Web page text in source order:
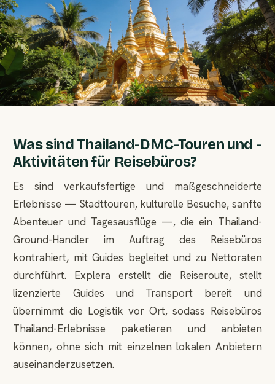
Was sind Thailand-DMC-Touren und -
Aktivitäten für Reisebüros?
Es sind verkaufsfertige und maßgeschneiderte
Erlebnisse — Stadttouren, kulturelle Besuche, sanfte
Abenteuer und Tagesausflüge —, die ein Thailand-
Ground-Handler im Auftrag des Reisebüros
kontrahiert, mit Guides begleitet und zu Nettoraten
durchführt. Explera erstellt die Reiseroute, stellt
lizenzierte Guides und Transport bereit und
übernimmt die Logistik vor Ort, sodass Reisebüros
Thailand-Erlebnisse paketieren und anbieten
können, ohne sich mit einzelnen lokalen Anbietern
auseinanderzusetzen.